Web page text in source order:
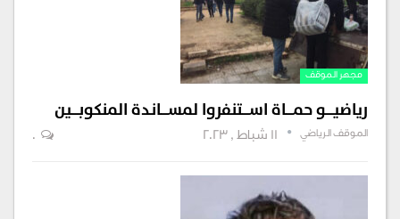
مجهر الموقف
رياضيــــو حمــــاة اســــتنفروا لمســــانـدة المنكوبــــين
الموقف الرياضي 0